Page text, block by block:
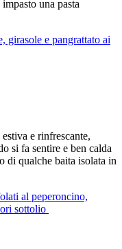
una pasta
girasole e pangrattato ai
e rinfrescante,
si fa sentire e ben calda
di qualche baita isolata in
al peperoncino,
sottolio